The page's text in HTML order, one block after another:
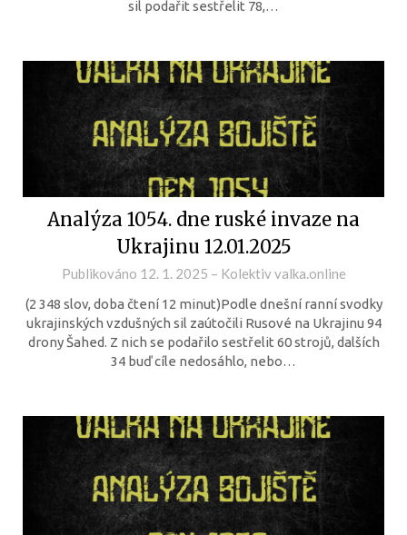
sil podařit sestřelit 78,…
Analýza 1054. dne ruské invaze na
Ukrajinu 12.01.2025
Publikováno 12. 1. 2025 – Kolektiv valka.online
(2 348 slov, doba čtení 12 minut)Podle dnešní ranní svodky
ukrajinských vzdušných sil zaútočili Rusové na Ukrajinu 94
drony Šahed. Z nich se podařilo sestřelit 60 strojů, dalších
34 buď cíle nedosáhlo, nebo…